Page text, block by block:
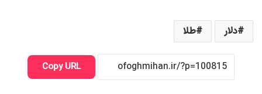
دلار طلا
Copy URL